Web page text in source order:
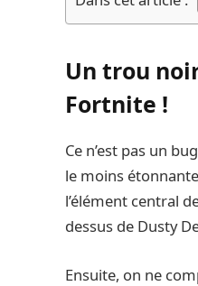
Un trou
Fortnite !
Ce n’est pas un
le moins
l’élément central
dessus de Dusty
Ensuite, on ne